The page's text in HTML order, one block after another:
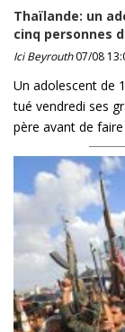
Thaïlande: un
cinq personnes
Ici Beyrouth07/08
Un adolescent de
tué vendredi ses
père avant de